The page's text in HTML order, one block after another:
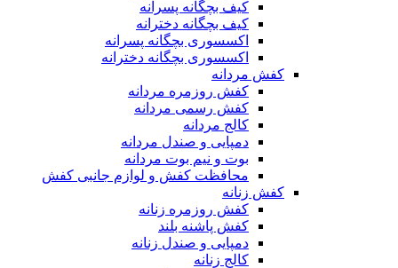
کیف بچگانه پسرانه
کیف بچگانه دخترانه
اکسسوری بچگانه پسرانه
اکسسوری بچگانه دخترانه
کفش مردانه
کفش روزمره مردانه
کفش رسمی مردانه
کالج مردانه
دمپایی و صندل مردانه
بوت و نیم بوت مردانه
محافظت کفش و لوازم جانبی کفش
کفش زنانه
کفش روزمره زنانه
کفش پاشنه بلند
دمپایی و صندل زنانه
کالج زنانه